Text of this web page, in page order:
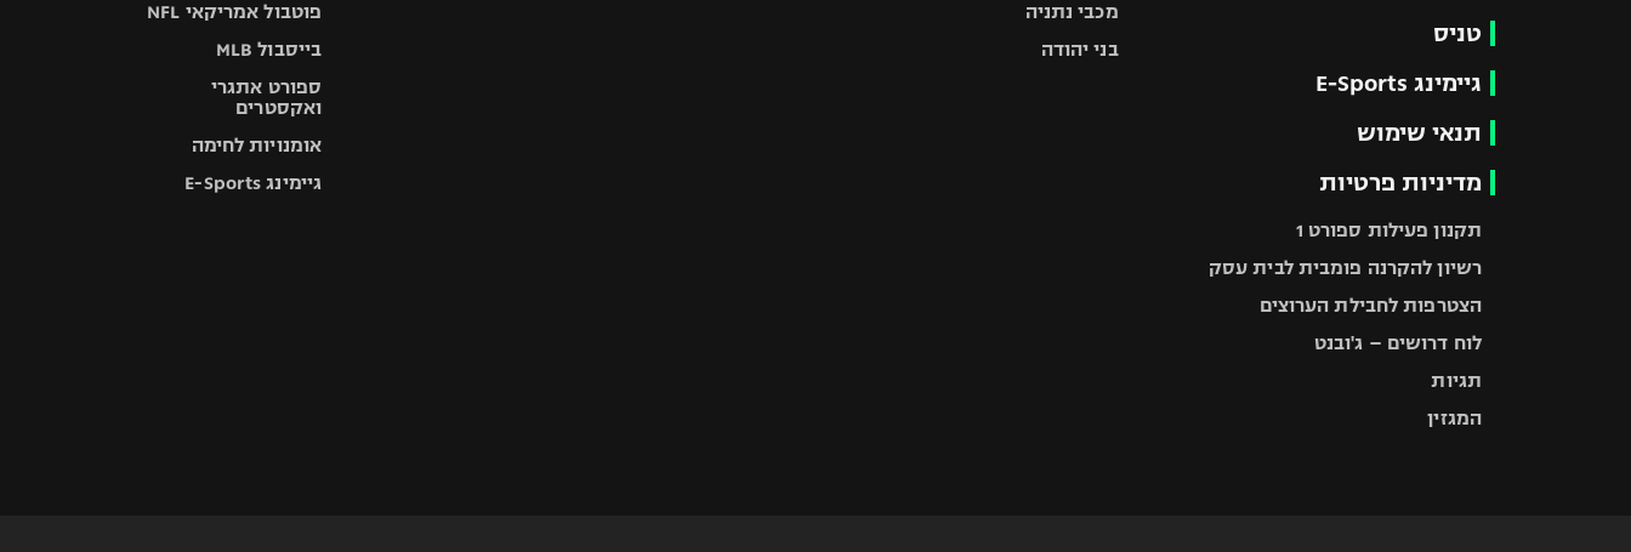
טניס
גיימינג E-Sports
תנאי שימוש
מדיניות פרטיות
תקנון פעילות ספורט 1
רשיון להקרנה פומבית לבית עסק
הצטרפות לחבילת הערוצים
לוח דרושים – ג'ובנט
תגיות
המגזין
מכבי נתניה
בני יהודה
פוטבול אמריקאי NFL
בייסבול MLB
ספורט אתגרי
ואקסטרים
אומנויות לחימה
גיימינג E-Sports